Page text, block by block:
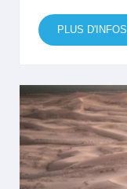
PLUS D'INFOS